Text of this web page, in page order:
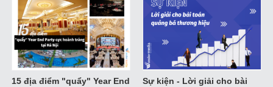
tìm hiểu Top 5 công nghệ
mới giúp sự kiện gây ấn
tượng cực mạnh nhé!
tối đa ảnh hưởng tiêu cực
lên hình ảnh và chiến lược
truyền thông của doanh
nghiệp.
15 địa điểm "quẩy" Year End
Sự kiện - Lời giải cho bài